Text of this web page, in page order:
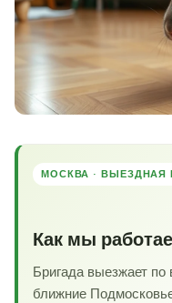
МОСКВА ·
Как мы
Бригада выезжает
ближние